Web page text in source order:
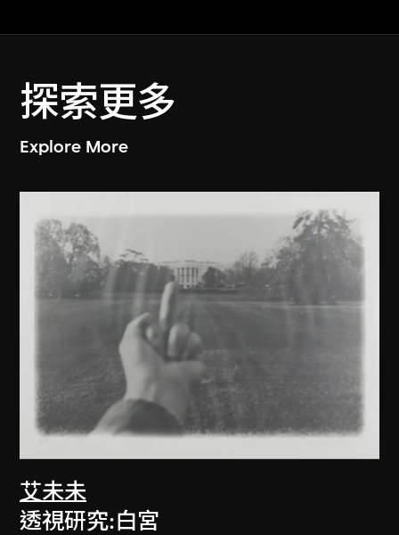
探索更多
Explore More
艾未未
透視研究:白宮